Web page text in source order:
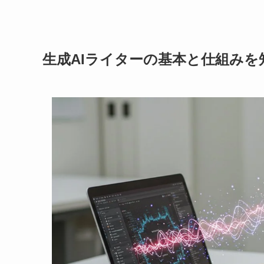
生成AIライターの基本と仕組みを